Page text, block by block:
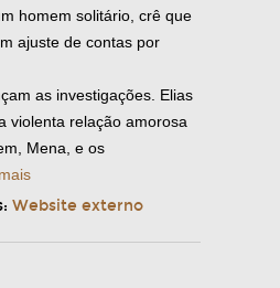
homem solitário, crê que
ajuste de contas por
as investigações. Elias
violenta relação amorosa
Mena, e os
Website externo